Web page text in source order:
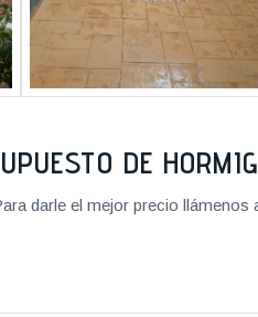
DE
darle el mejor precio